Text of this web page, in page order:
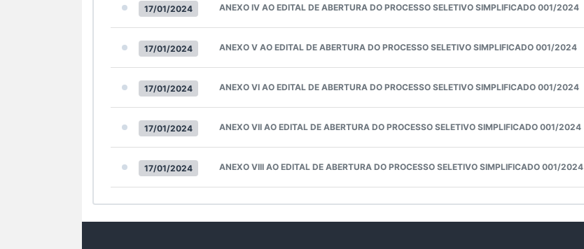
17/01/2024 ANEXO IV AO EDITAL DE ABERTURA DO PROCESSO SELETIVO SIMPLIFICADO 001/2024
17/01/2024 ANEXO V AO EDITAL DE ABERTURA DO PROCESSO SELETIVO SIMPLIFICADO 001/2024
17/01/2024 ANEXO VI AO EDITAL DE ABERTURA DO PROCESSO SELETIVO SIMPLIFICADO 001/2024
17/01/2024 ANEXO VII AO EDITAL DE ABERTURA DO PROCESSO SELETIVO SIMPLIFICADO 001/2024
17/01/2024 ANEXO VIII AO EDITAL DE ABERTURA DO PROCESSO SELETIVO SIMPLIFICADO 001/2024